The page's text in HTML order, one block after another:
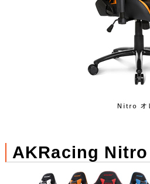
AKRacing Nitro